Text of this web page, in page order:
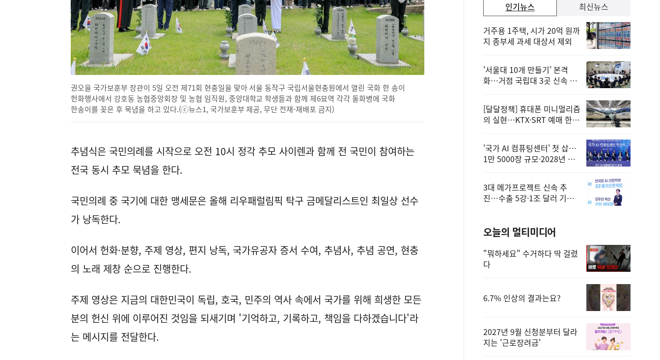
권오을 국가보훈부 장관이 5일 오전 제71회 현충일을 맞아 서울 동작구 국립서울현충원에서 열린 국화 한 송이
헌화행사에서 강호동 농협중앙회장 및 농협 임직원, 중앙대학교 학생들과 함께 제6묘역 각각 돌화병에 국화
한송이를 꽂은 후 묵념을 하고 있다.(ⓒ뉴스1, 국가보훈부 제공, 무단 전재-재배포 금지)
추념식은 국민의례를 시작으로 오전 10시 정각 추모 사이렌과 함께 전 국민이 참여하는
전국 동시 추모 묵념을 한다.
국민의례 중 국기에 대한 맹세문은 올해 리우패럴림픽 탁구 금메달리스트인 최일상 선수
가 낭독한다.
이어서 헌화·분향, 주제 영상, 편지 낭독, 국가유공자 증서 수여, 추념사, 추념 공연, 현충
의 노래 제창 순으로 진행한다.
주제 영상은 지금의 대한민국이 독립, 호국, 민주의 역사 속에서 국가를 위해 희생한 모든
분의 헌신 위에 이루어진 것임을 되새기며 '기억하고, 기록하고, 책임을 다하겠습니다'라
는 메시지를 전달한다.
인기뉴스
거주용 1주택, 시가 20억 원까
지 종부세 과세 대상서 제외
'서울대 10개 만들기' 본격
화…거점 국립대 3곳 신속 선
[달달정책] 휴대폰 미니멀리즘
의 실현…KTX·SRT 예매 한
'국가 AI 컴퓨팅센터' 첫 삽…
1만 5000장 규모·2028년 완
3대 메가프로젝트 신속 추
진…수출 5강·1조 달러 기반
최신뉴스
오늘의 멀티미디어
"뭐하세요" 수거하다 딱 걸렸
다
6.7% 인상의 결과는요?
2027년 9월 신청분부터 달라
지는 '근로장려금'